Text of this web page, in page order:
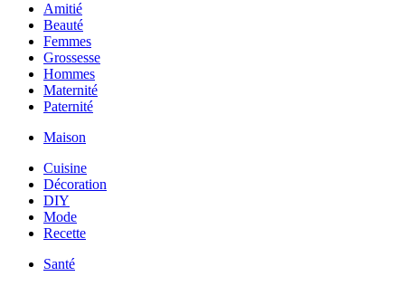
Amitié
Beauté
Femmes
Grossesse
Hommes
Maternité
Paternité
Maison
Cuisine
Décoration
DIY
Mode
Recette
Santé